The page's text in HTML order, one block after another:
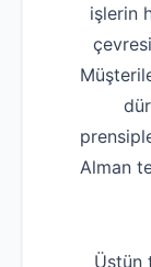
işlerin
Alman
Üstün